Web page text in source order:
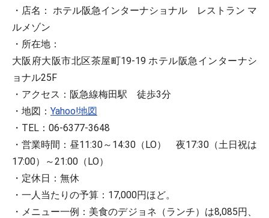
・店名： ホテル阪急インターナショナル レストラン マ
ルメゾン
・所在地：
大阪府大阪市北区茶屋町19-19 ホテル阪急インターナシ
ョナル25F
・アクセス：阪急線梅田駅 徒歩3分
・地図： Yahoo!地図
・TEL：06-6377-3648
・営業時間：昼11:30～14:30（LO） 夜17:30（土日祝は
17:00）～21:00（LO）
・定休日：無休
・一人当たりの予算：17,000円ほど。
・メニュー一例：美食のデジョネ（ランチ）は8,085円、